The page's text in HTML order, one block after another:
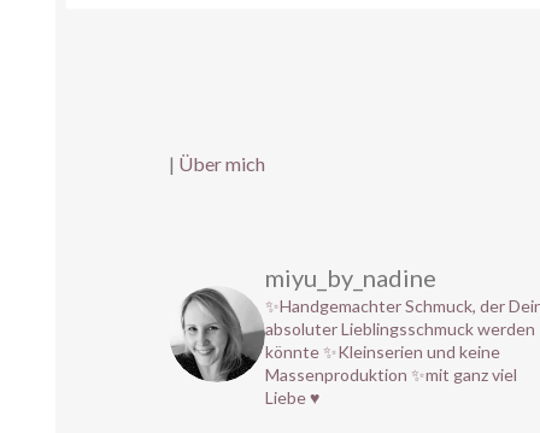
| Über mich
miyu_by_nadine
✨Handgemachter Schmuck, der
absoluter Lieblingsschmuck werden
könnte✨Kleinserien und keine
Massenproduktion ✨mit ganz viel
Liebe ♥️